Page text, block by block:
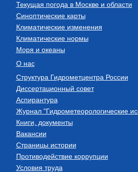
Текущая погода в Москве и области
Синоптические карты
Климатические изменения
Климатические нормы
Моря и океаны
О нас
Структура Гидрометцентра России
Диссертационный совет
Аспирантура
Журнал "Гидрометеорологические
Книги, документы
Вакансии
Страницы истории
Противодействие коррупции
Условия труда